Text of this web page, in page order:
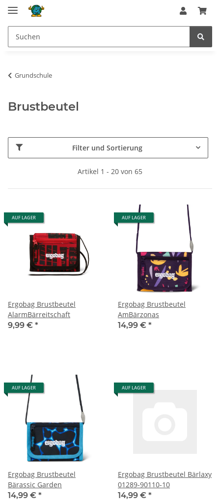
Grundschule
Brustbeutel
Filter und Sortierung
Artikel 1 - 20 von 65
AUF LAGER
Ergobag Brustbeutel
AlarmBärreitschaft
9,99 € *
AUF LAGER
Ergobag Brustbeutel
AmBärzonas
14,99 € *
AUF LAGER
Ergobag Brustbeutel
Bärassic Garden
14,99 € *
AUF LAGER
Ergobag Brustbeutel Bärlaxy
01289-90110-10
14,99 € *